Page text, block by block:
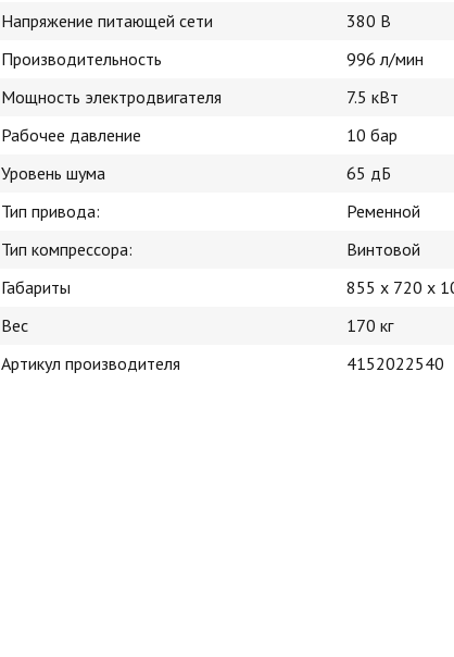
Напряжение питающей сети
380 В
Производительность
996 л/мин
Мощность электродвигателя
7.5 кВт
Рабочее давление
10 бар
Уровень шума
65 дБ
Тип привода:
Ременной
Тип компрессора:
Винтовой
Габариты
855 x 720 x
Вес
170 кг
Артикул производителя
4152022540